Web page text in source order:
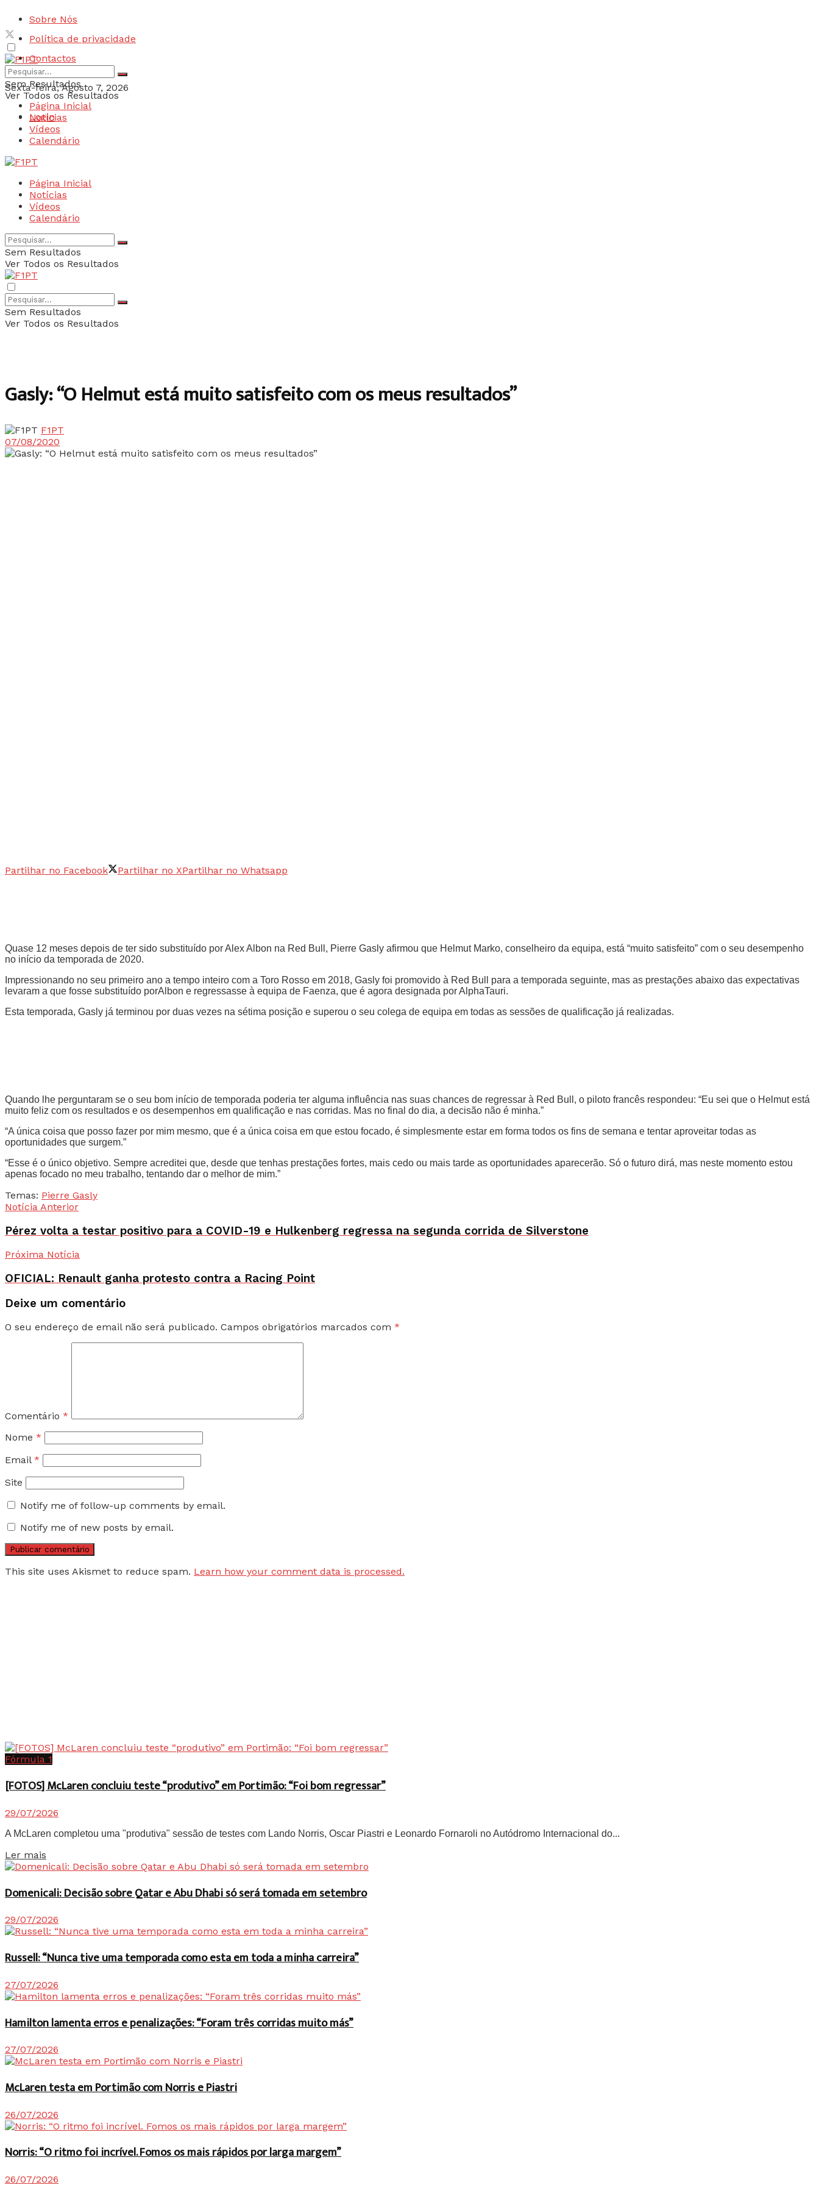
Sobre Nós
Política de privacidade
Contactos
Sexta-feira, Agosto 7, 2026
Login
Sem Resultados
Ver Todos os Resultados
Página Inicial
Notícias
Vídeos
Calendário
Página Inicial
Notícias
Vídeos
Calendário
Sem Resultados
Ver Todos os Resultados
Sem Resultados
Ver Todos os Resultados
Gasly: “O Helmut está muito satisfeito com os meus resultados”
F1PT
07/08/2020
Partilhar no Facebook Partilhar no XPartilhar no Whatsapp
Quase 12 meses depois de ter sido substituído por Alex Albon na Red Bull, Pierre Gasly afirmou que Helmut Marko, conselheiro da equipa, está “muito satisfeito” com o seu desempenho
no início da temporada de 2020.
Impressionando no seu primeiro ano a tempo inteiro com a Toro Rosso em 2018, Gasly foi promovido à Red Bull para a temporada seguinte, mas as prestações abaixo das expectativas
levaram a que fosse substituído porAlbon e regressasse à equipa de Faenza, que é agora designada por AlphaTauri.
Esta temporada, Gasly já terminou por duas vezes na sétima posição e superou o seu colega de equipa em todas as sessões de qualificação já realizadas.
Quando lhe perguntaram se o seu bom início de temporada poderia ter alguma influência nas suas chances de regressar à Red Bull, o piloto francês respondeu: “Eu sei que o Helmut está
muito feliz com os resultados e os desempenhos em qualificação e nas corridas. Mas no final do dia, a decisão não é minha.”
“A única coisa que posso fazer por mim mesmo, que é a única coisa em que estou focado, é simplesmente estar em forma todos os fins de semana e tentar aproveitar todas as
oportunidades que surgem.”
“Esse é o único objetivo. Sempre acreditei que, desde que tenhas prestações fortes, mais cedo ou mais tarde as oportunidades aparecerão. Só o futuro dirá, mas neste momento estou
apenas focado no meu trabalho, tentando dar o melhor de mim.”
Temas: Pierre Gasly
Notícia Anterior
Pérez volta a testar positivo para a COVID-19 e Hulkenberg regressa na segunda corrida de Silverstone
Próxima Notícia
OFICIAL: Renault ganha protesto contra a Racing Point
Deixe um comentário
O seu endereço de email não será publicado. Campos obrigatórios marcados com *
Comentário *
Nome *
Email *
Site
Notify me of follow-up comments by email.
Notify me of new posts by email.
This site uses Akismet to reduce spam. Learn how your comment data is processed.
Fórmula 1
[FOTOS] McLaren concluiu teste “produtivo” em Portimão: “Foi bom regressar”
29/07/2026
A McLaren completou uma "produtiva" sessão de testes com Lando Norris, Oscar Piastri e Leonardo Fornaroli no Autódromo Internacional do...
Ler mais
Domenicali: Decisão sobre Qatar e Abu Dhabi só será tomada em setembro
29/07/2026
Russell: “Nunca tive uma temporada como esta em toda a minha carreira”
27/07/2026
Hamilton lamenta erros e penalizações: “Foram três corridas muito más”
27/07/2026
McLaren testa em Portimão com Norris e Piastri
26/07/2026
Norris: “O ritmo foi incrível. Fomos os mais rápidos por larga margem”
26/07/2026